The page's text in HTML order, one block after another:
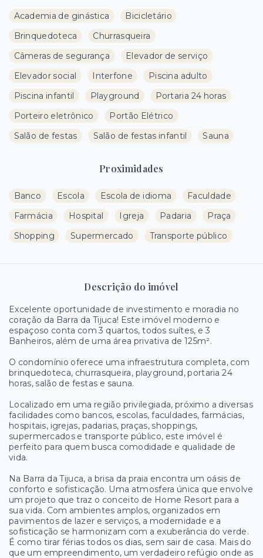
Academia de ginástica
Bicicletário
Brinquedoteca
Churrasqueira
Câmeras de segurança
Elevador de serviço
Elevador social
Interfone
Piscina adulto
Piscina infantil
Playground
Portaria 24 horas
Porteiro eletrônico
Portão Elétrico
Salão de festas
Salão de festas infantil Sauna
Proximidades
Banco Escola Escola de idioma
Faculdade
Farmácia
Hospital Igreja Padaria
Praça
Shopping
Supermercado Transporte público
Descrição do imóvel
Excelente oportunidade de investimento e moradia no
coração da Barra da Tijuca! Este imóvel moderno e
espaçoso conta com 3 quartos, todos suítes, e 3
Banheiros, além de uma área privativa de 125m².
O condomínio oferece uma infraestrutura completa, com
brinquedoteca, churrasqueira, playground, portaria 24
horas, salão de festas e sauna.
Localizado em uma região privilegiada, próximo a diversas
facilidades como bancos, escolas, faculdades, farmácias,
hospitais, igrejas, padarias, praças, shoppings,
supermercados e transporte público, este imóvel é
perfeito para quem busca comodidade e qualidade de
vida.
Na Barra da Tijuca, a brisa da praia encontra um oásis de
conforto e sofisticação. Uma atmosfera única que envolve
um projeto que traz o conceito de Home Resort para a
sua vida. Com ambientes amplos, organizados em
pavimentos de lazer e serviços, a modernidade e a
sofisticação se harmonizam com a exuberância do verde.
É como tirar férias todos os dias, sem sair de casa. Mais do
que um empreendimento, um verdadeiro refúgio onde as